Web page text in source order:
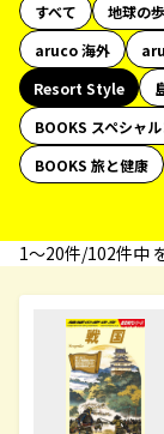
すべて 地球の
aruco 海外
Resort Style
BOOKS スペシャ
BOOKS 旅と健康
1〜20件/102件中